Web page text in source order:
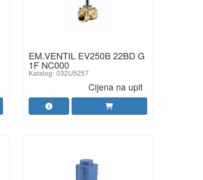
EM.VENTIL EV250B 22BD G
1F NC000
Katalog: 032U5257
Cijena na upit